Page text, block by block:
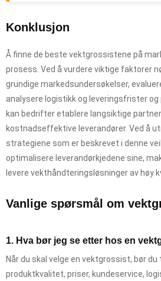
Konklusjon
Å finne de beste vektgrossistene på
prosess. Ved å vurdere viktige faktorer
grundige markedsundersøkelser,
analysere logistikk og leveringsfrister
kan bedrifter etablere langsiktige
kostnadseffektive leverandører. Ved å
strategiene som er beskrevet i denne
optimalisere leverandørkjedene sine,
levere vekthåndteringsløsninger av høy
Vanlige spørsmål om
1. Hva bør jeg se etter hos en
Når du skal velge en vektgrossist, bør
produktkvalitet, priser, kundeservice,